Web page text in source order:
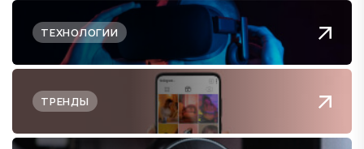
ТЕХНОЛОГИИ
ТРЕНДЫ